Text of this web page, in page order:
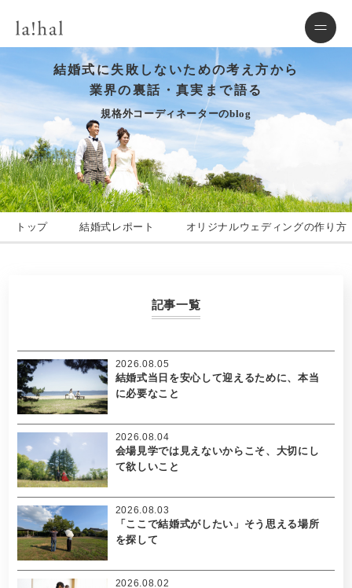
結婚式に失敗しないための考え方から
業界の裏話・真実まで語る
規格外コーディネーターのblog
トップ 結婚式レポート オリジナルウェディングの作り方
記事一覧
結婚式当日を安心して迎えるために、本当
に必要なこと
2026.08.05
会場見学では見えないからこそ、大切にし
て欲しいこと
2026.08.04
「ここで結婚式がしたい」そう思える場所
を探して
2026.08.03
2026.08.02